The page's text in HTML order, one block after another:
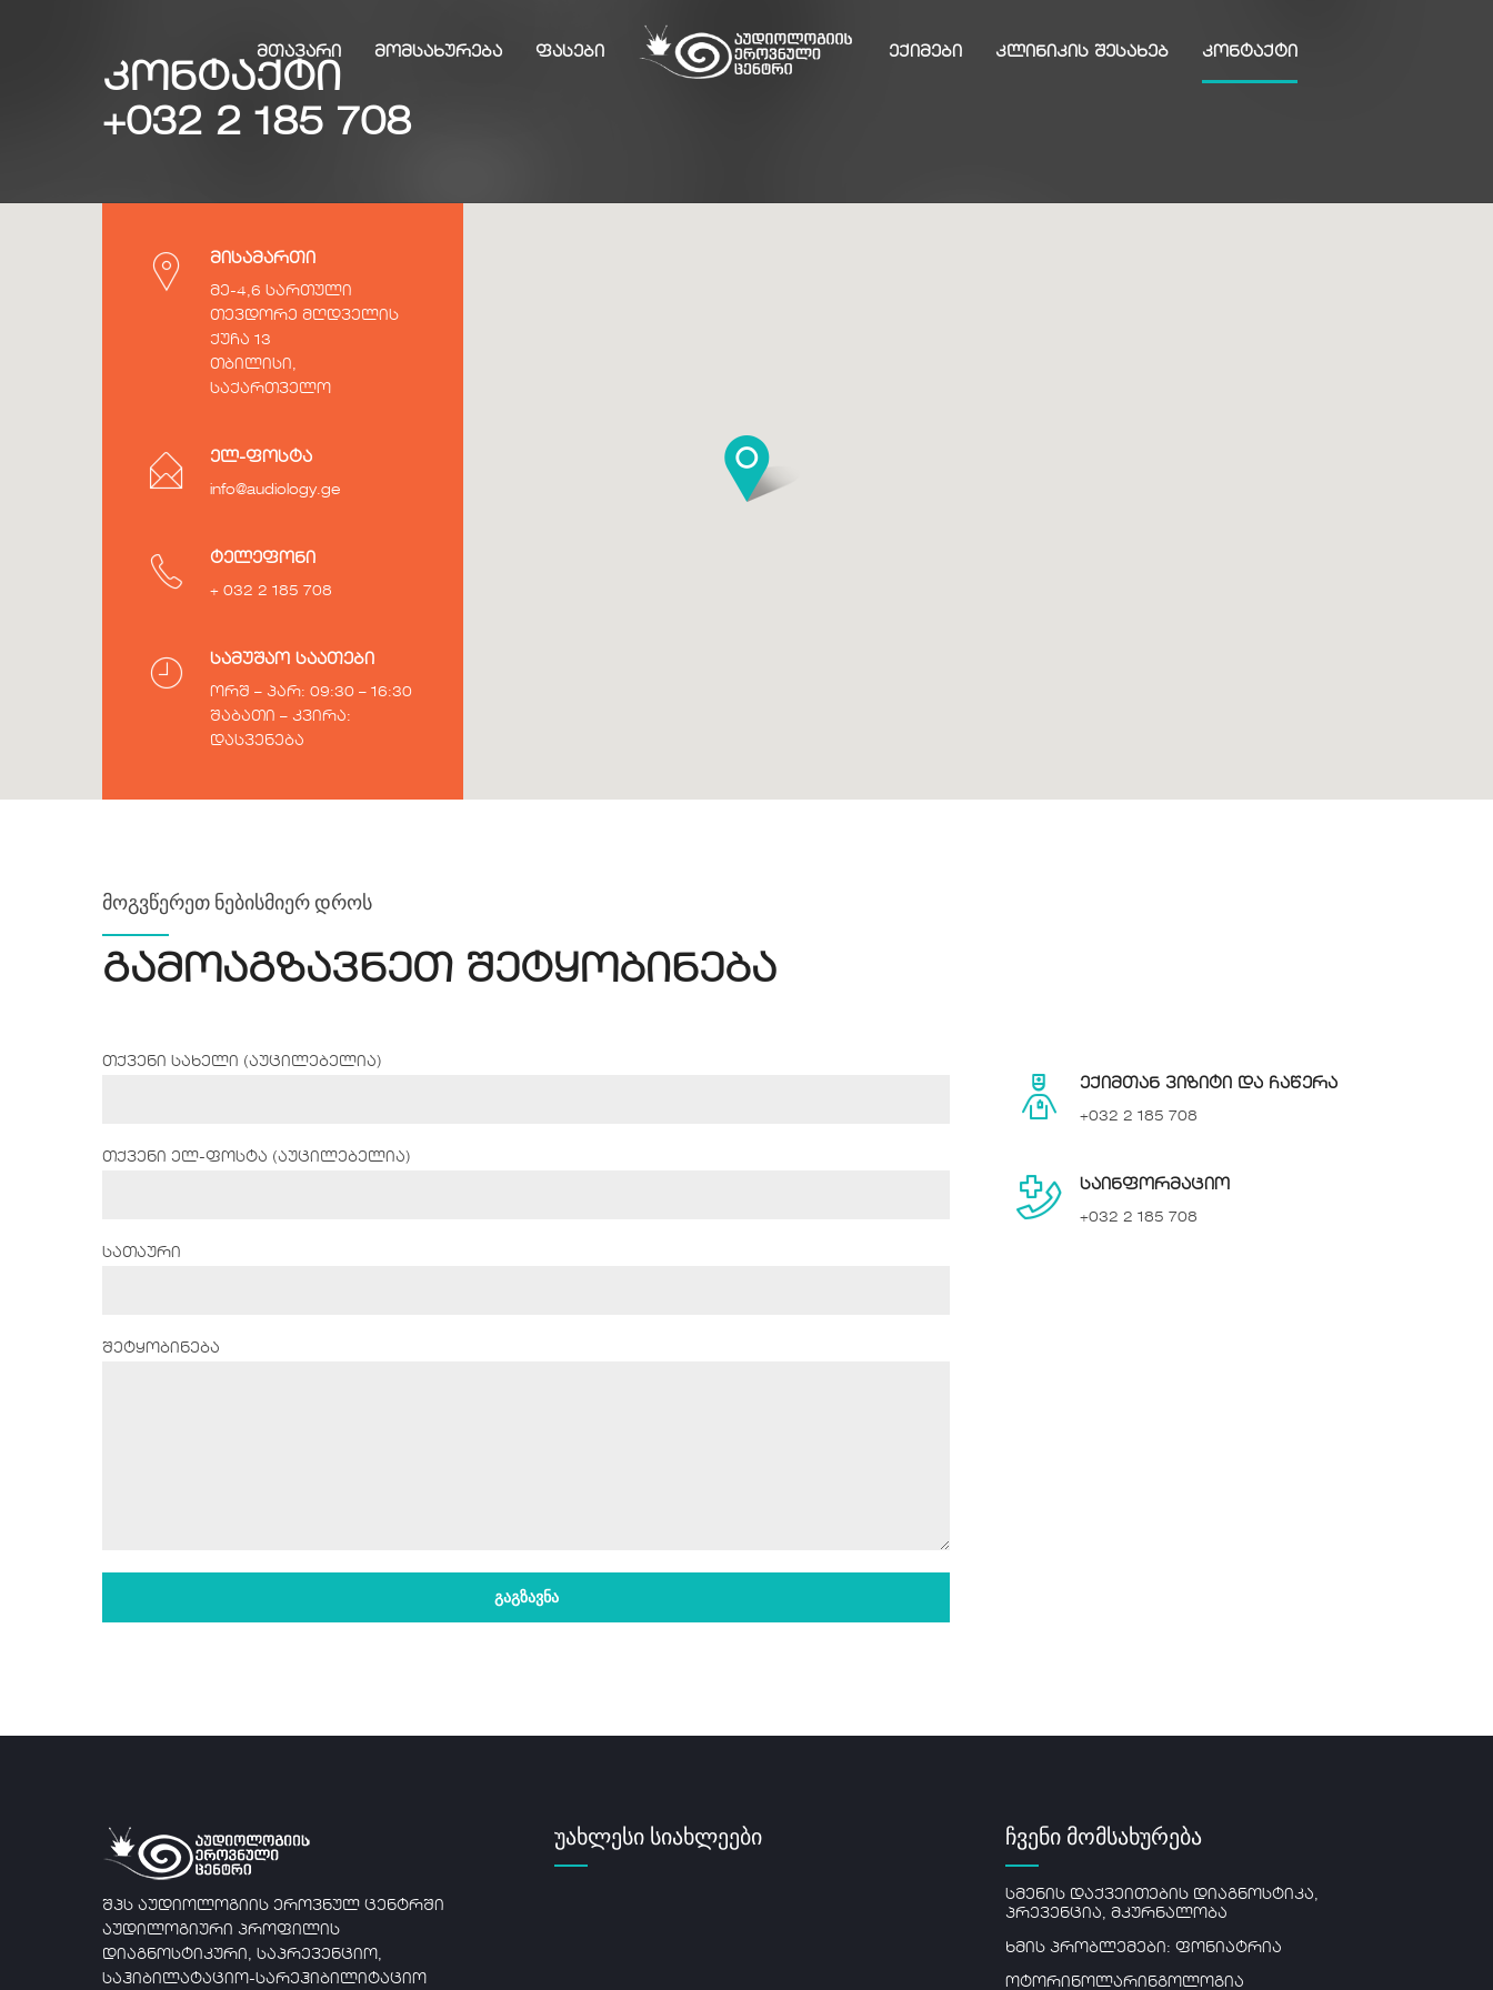
ᲛᲗᲐᲕᲐᲠᲘ ᲛᲝᲛᲡᲐᲮᲣᲠᲔᲑᲐ ᲤᲐᲡᲔᲑᲘ ᲔᲥᲘᲛᲔᲑᲘ ᲙᲚᲘᲜᲘᲙᲘᲡ ᲨᲔᲡᲐᲮᲔᲑ ᲙᲝᲜᲢᲐᲥᲢᲘ
კონტაქტი
+032 2 185 708
მისამართი
მე-4,6 სართული
თევდორე მღდველის
ქუჩა 13
თბილისი,
საქართველო
ელ-ფოსტა
info@audiology.ge
ტელეფონი
+ 032 2 185 708
სამუშაო საათები
ორშ – პარ: 09:30 – 16:30
შაბათი – კვირა:
დასვენება
მოგვწერეთ ნებისმიერ დროს
გამოაგზავნეთ შეტყობინება
თქვენი სახელი (აუცილებელია)
თქვენი ელ-ფოსტა (აუცილებელია)
სათაური
შეტყობინება
ექიმთან ვიზიტი და ჩაწერა
+032 2 185 708
საინფორმაციო
+032 2 185 708
შპს აუდიოლოგიის ეროვნულ ცენტრში
აუდილოგიური პროფილის
დიაგნოსტიკური, საპრევენციო,
საჰიბილატაციო-სარეჰიბილიტაციო
უახლესი სიახლეები ჩვენი მომსახურება
სმენის დაქვეითების დიაგნოსტიკა,
პრევენცია, მკურნალობა
ხმის პრობლემები: ფონიატრია
ოტორინოლარინგოლოგია